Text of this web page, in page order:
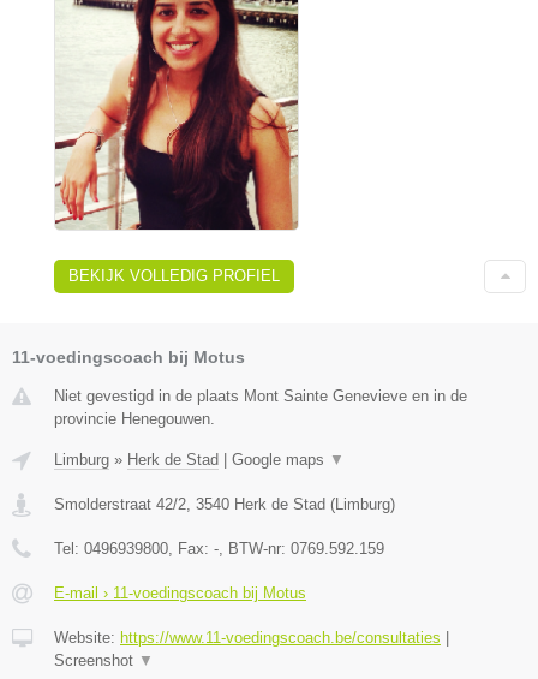
BEKIJK VOLLEDIG PROFIEL
11-voedingscoach bij Motus
Niet gevestigd in de plaats Mont Sainte Genevieve en in de
provincie Henegouwen.
Limburg » Herk de Stad Google maps ▼
Smolderstraat 42/2, 3540 Herk de Stad (Limburg)
Tel: 0496939800, Fax: -, BTW-nr: 0769.592.159
E-mail › 11-voedingscoach bij Motus
Website: https://www.11-voedingscoach.be/consultaties
Screenshot ▼